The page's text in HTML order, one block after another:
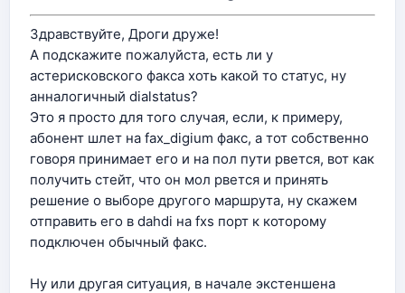
Здравствуйте, Дроги друже!
А подскажите пожалуйста, есть ли у
астерисковского факса хоть какой то статус, ну
анналогичный dialstatus?
Это я просто для того случая, если, к примеру,
абонент шлет на fax_digium факс, а тот собственно
говоря принимает его и на пол пути рвется, вот как
получить стейт, что он мол рвется и принять
решение о выборе другого маршрута, ну скажем
отправить его в dahdi на fxs порт к которому
подключен обычный факс.
Ну или другая ситуация, в начале экстеншена